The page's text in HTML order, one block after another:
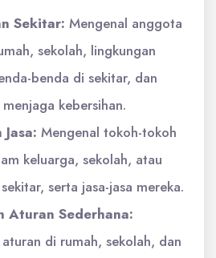
Sekitar: Mengenal anggota
sekolah, lingkungan
benda di sekitar, dan
kebersihan.
Mengenal tokoh-tokoh
keluarga, sekolah, atau
serta jasa-jasa mereka.
Aturan Sederhana:
di rumah, sekolah, dan